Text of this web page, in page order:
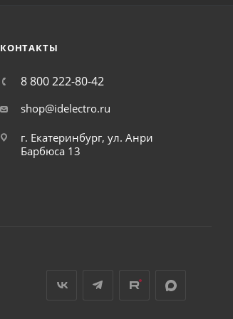
КОНТАКТЫ
8 800 222-80-42
shop@idelectro.ru
г. Екатеринбург, ул. Анри
Барбюса 13